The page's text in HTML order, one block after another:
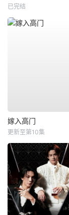
已完结
嫁入高门
更新至第10集